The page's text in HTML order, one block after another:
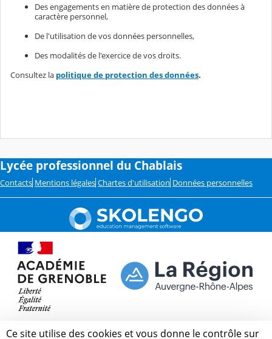
Des engagements en matière de protection des données à
caractère personnel,
De l'utilisation de vos données personnelles,
Des modalités de l'exercice de vos droits.
Consultez la politique de protection des données.
Lycée professionnel du Chablais
Contacts Mentions légales Chartes d'utilisation Données personnelles
Ce site utilise des cookies et vous donne le contrôle sur